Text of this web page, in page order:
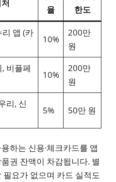
율
한도
앱 (카
10%
200만
원
비플페
10%
200만
원
리, 신
5% 50만 원
하는 신용·체크카드를 앱
권 잔액이 차감됩니다. 별
요가 없으며 카드 실적도